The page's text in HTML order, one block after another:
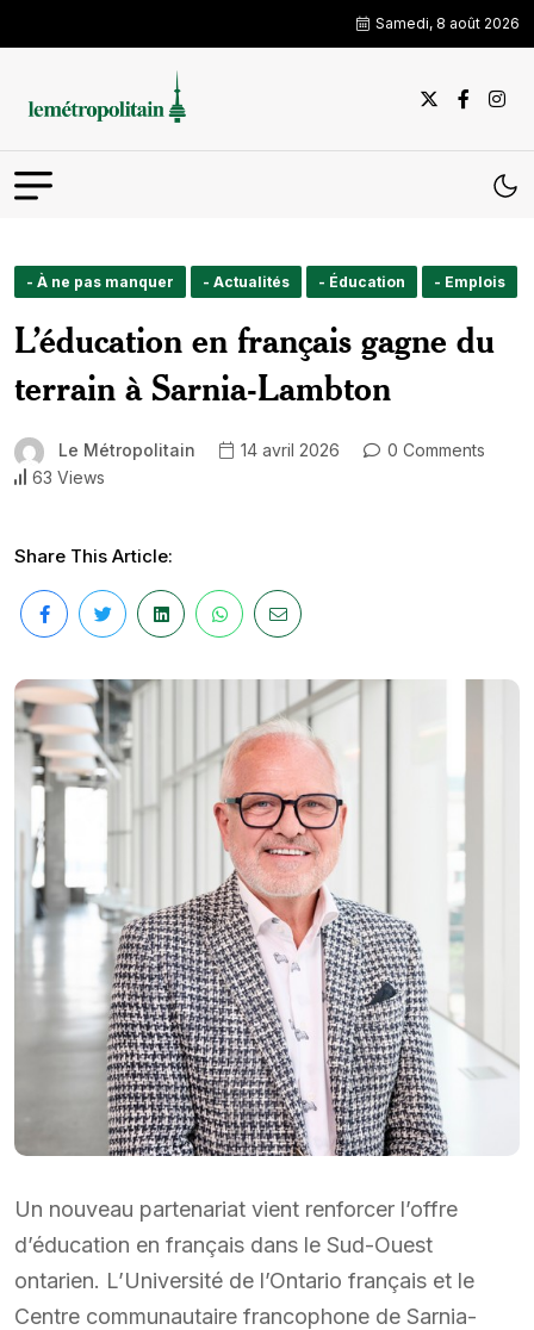
Samedi, 8 août 2026
- À ne pas manquer - Actualités - Éducation - Emplois
L’éducation en français gagne du
terrain à Sarnia-Lambton
Le Métropolitain 14 avril 2026
0 Comments
63 Views
Share This Article:
Un nouveau partenariat vient renforcer l’offre
d’éducation en français dans le Sud-Ouest
ontarien. L’Université de l’Ontario français et le
Centre communautaire francophone de Sarnia-